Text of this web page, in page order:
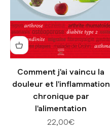
Comment j'ai vaincu la
douleur et l'inflammation
chronique par
l'alimentation
Prix de vente
22,00€